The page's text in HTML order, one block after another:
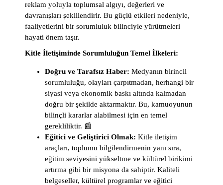
reklam yoluyla toplumsal algıyı, değerleri ve
davranışları şekillendirir. Bu güçlü etkileri nedeniyle,
faaliyetlerini bir sorumluluk bilinciyle yürütmeleri
hayati önem taşır.
Kitle İletişiminde Sorumluluğun Temel İlkeleri:
Doğru ve Tarafsız Haber: Medyanın birincil
sorumluluğu, olayları çarpıtmadan, herhangi bir
siyasi veya ekonomik baskı altında kalmadan
doğru bir şekilde aktarmaktır. Bu, kamuoyunun
bilinçli kararlar alabilmesi için en temel
gerekliliktir. 📰
Eğitici ve Geliştirici Olmak: Kitle iletişim
araçları, toplumu bilgilendirmenin yanı sıra,
eğitim seviyesini yükseltme ve kültürel birikimi
artırma gibi bir misyona da sahiptir. Kaliteli
belgeseller, kültürel programlar ve eğitici